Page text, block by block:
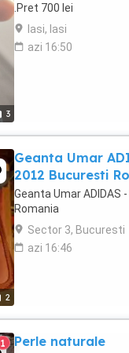
3
.Pret 700 lei
Iasi, Iasi
azi 16:50
2
Geanta Umar
2012 Bucuresti
Geanta Umar ADIDAS
Romania
Sector 3, Bucuresti
azi 16:46
1 Perle naturale